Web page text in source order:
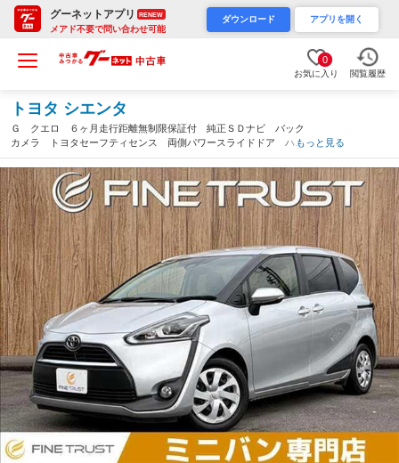
グーネットアプリ RENEW
メアド不要で問い合わせ可能
ダウンロード アプリを開く
0
お気に入り 閲覧履歴
トヨタ シエンタ
Ｇ クエロ ６ヶ月走行距離無制限保証付 純正ＳＤナビ バック
カメラ トヨタセーフティセンス 両側パワースライドドア ハー
フレザーシート ＥＴＣ Ｂｌｕｅｔｏｏｔｈ ＬＥＤヘッドライ
ト スマートキー（岐阜県）
もっと見る